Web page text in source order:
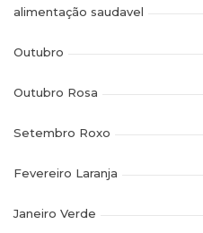
alimentação saudavel
Outubro
Outubro Rosa
Setembro Roxo
Fevereiro Laranja
Janeiro Verde